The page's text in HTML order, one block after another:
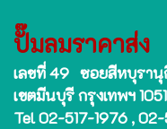
ปั๊มลมราคาส่ง
เลขที่ 49 ซอยสีหบุรา
เขตมีนบุรี กรุงเทพฯ
Tel 02-517-1976 ,